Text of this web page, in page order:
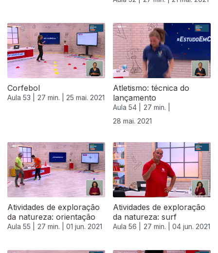
Corfebol
Aula 53 | 27 min. | 25 mai. 2021
Atletismo: técnica do
lançamento
Aula 54 |
27 min. |
28 mai. 2021
Atividades de exploração
da natureza: orientação
Aula 55 | 27 min. | 01 jun. 2021
Atividades de exploração
da natureza: surf
Aula 56 | 27 min. | 04 jun. 2021